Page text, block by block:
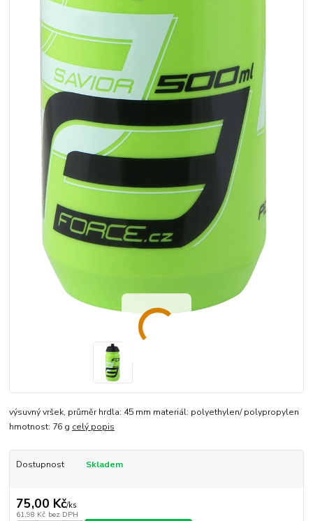
výsuvný vršek, průměr hrdla: 45 mm materiál: polyethylen/ polypropylen
hmotnost: 76 g celý popis
Dostupnost Skladem
75,00 Kč/ks
61,98 Kč bez DPH